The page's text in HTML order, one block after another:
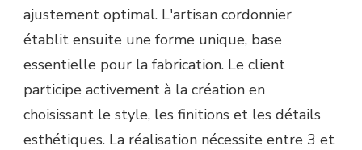
ajustement optimal. L'artisan cordonnier
établit ensuite une forme unique, base
essentielle pour la fabrication. Le client
participe activement à la création en
choisissant le style, les finitions et les détails
esthétiques. La réalisation nécessite entre 3 et